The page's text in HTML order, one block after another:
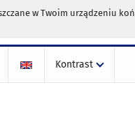
w Twoim urządzeniu
Kontrast